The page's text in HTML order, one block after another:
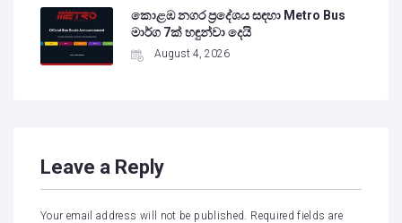
කොළඹ නගර ප්‍රදේශය සඳහා Metro Bus
මාර්ග 7ක් හඳුන්වා දෙයි
August 4, 2026
Leave a Reply
Your email address will not be published.
Required fields are